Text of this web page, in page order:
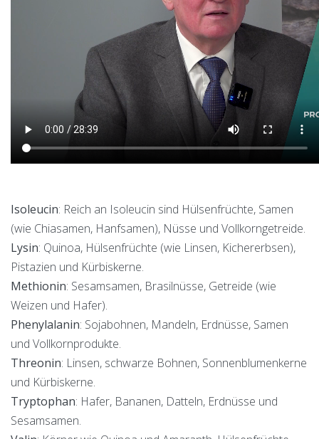
Isoleucin: Reich an Isoleucin sind Hülsenfrüchte, Samen
(wie Chiasamen, Hanfsamen), Nüsse und Vollkorngetreide.
Lysin: Quinoa, Hülsenfrüchte (wie Linsen, Kichererbsen),
Pistazien und Kürbiskerne.
Methionin: Sesamsamen, Brasilnüsse, Getreide (wie
Weizen und Hafer).
Phenylalanin: Sojabohnen, Mandeln, Erdnüsse, Samen
und Vollkornprodukte.
Threonin: Linsen, schwarze Bohnen, Sonnenblumenkerne
und Kürbiskerne.
Tryptophan: Hafer, Bananen, Datteln, Erdnüsse und
Sesamsamen.